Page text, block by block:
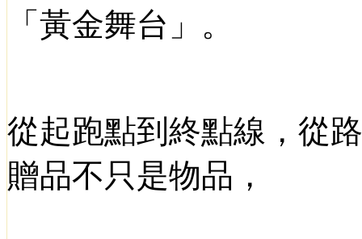
「黃金舞台」。
從起跑點到終點線，從
贈品不只是物品，